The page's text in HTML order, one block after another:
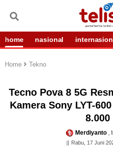
home nasional
Home Tekno
Tecno Pova 8 5G
Kamera Sony LYT-
8.000
Merdiyanto ,
Rabu, 17 Juni